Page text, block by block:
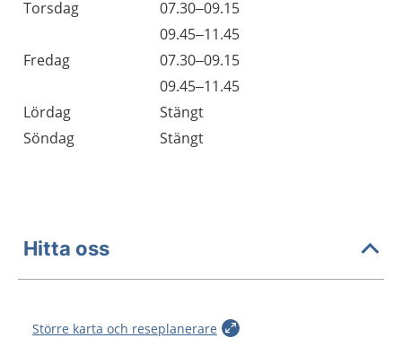
Torsdag
07.30–09.15
09.45–11.45
Fredag
07.30–09.15
09.45–11.45
Lördag
Stängt
Söndag
Stängt
Hitta oss
Större karta och reseplanerare